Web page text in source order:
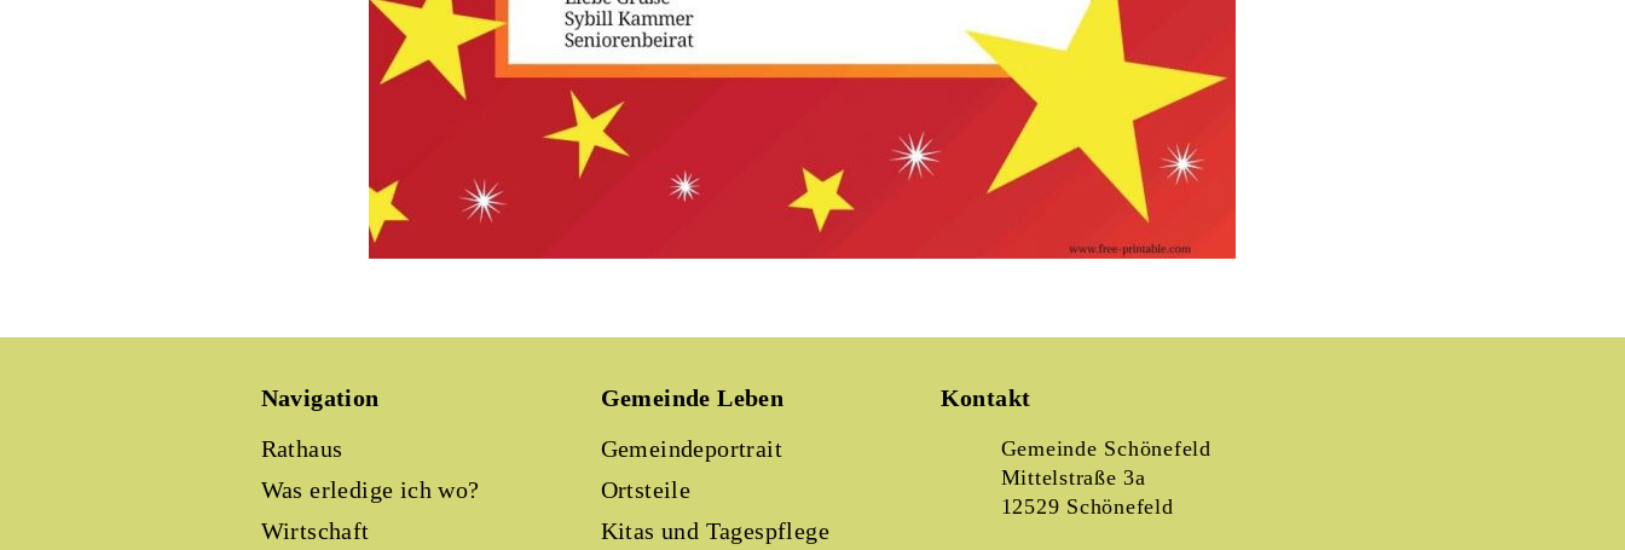
Navigation
Rathaus
Was erledige ich wo?
Wirtschaft
Gemeinde Leben
Gemeindeportrait
Ortsteile
Kitas und Tagespflege
Kontakt
Gemeinde Schönefeld
Mittelstraße 3a
12529 Schönefeld